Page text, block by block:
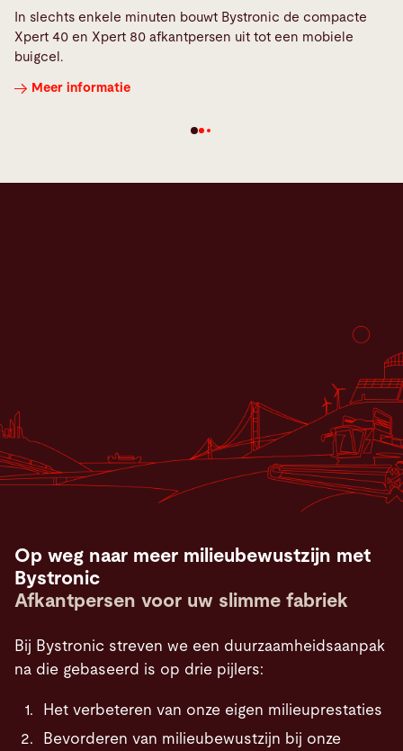
In slechts enkele minuten bouwt Bystronic de compacte
Xpert 40 en Xpert 80 afkantpersen uit tot een mobiele
buigcel.
Meer informatie
Op weg naar meer milieubewustzijn met
Bystronic
Afkantpersen voor uw slimme fabriek
Bij Bystronic streven we een duurzaamheidsaanpak
na die gebaseerd is op drie pijlers:
Het verbeteren van onze eigen milieuprestaties
Bevorderen van milieubewustzijn bij onze